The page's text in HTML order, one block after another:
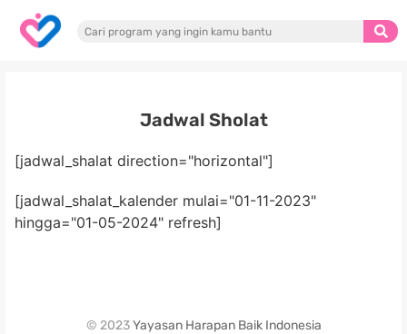
Jadwal Sholat
[jadwal_shalat direction="horizontal"]
[jadwal_shalat_kalender mulai="01-11-2023"
hingga="01-05-2024" refresh]
© 2023Yayasan Harapan Baik Indonesia